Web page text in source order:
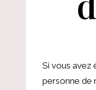
Si vous avez
personne de